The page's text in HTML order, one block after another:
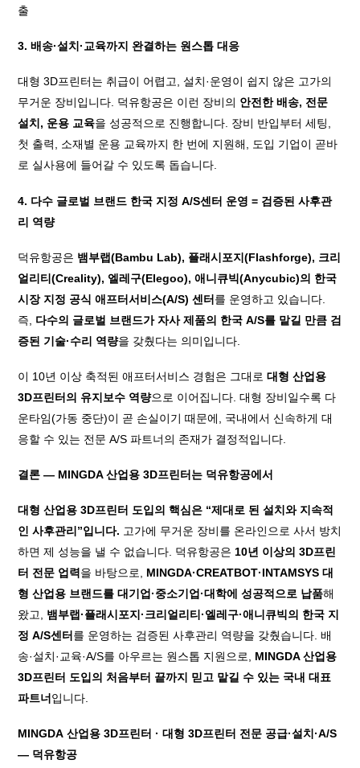
출
3. 배송·설치·교육까지 완결하는 원스톱 대응
대형 3D프린터는 취급이 어렵고, 설치·운영이 쉽지 않은 고가의
무거운 장비입니다. 덕유항공은 이런 장비의 안전한 배송, 전문
설치, 운용 교육을 성공적으로 진행합니다. 장비 반입부터 세팅,
첫 출력, 소재별 운용 교육까지 한 번에 지원해, 도입 기업이 곧바
로 실사용에 들어갈 수 있도록 돕습니다.
4. 다수 글로벌 브랜드 한국 지정 A/S센터 운영 = 검증된 사후관
리 역량
덕유항공은 뱀부랩(Bambu Lab), 플래시포지(Flashforge), 크리
얼리티(Creality), 엘레구(Elegoo), 애니큐빅(Anycubic)의 한국
시장 지정 공식 애프터서비스(A/S) 센터 를 운영하고 있습니다.
즉, 다수의 글로벌 브랜드가 자사 제품의 한국 A/S를 맡길 만큼 검
증된 기술·수리 역량을 갖췄다는 의미입니다.
이 10년 이상 축적된 애프터서비스 경험은 그대로대형 산업용
3D프린터의 유지보수 역량으로 이어집니다. 대형 장비일수록 다
운타임(가동 중단)이 곧 손실이기 때문에, 국내에서 신속하게 대
응할 수 있는 전문 A/S 파트너의 존재가 결정적입니다.
결론 — MINGDA 산업용 3D프린터는 덕유항공에서
대형 산업용 3D프린터 도입의 핵심은 “제대로 된 설치와 지속적
인 사후관리”입니다. 고가에 무거운 장비를 온라인으로 사서 방치
하면 제 성능을 낼 수 없습니다. 덕유항공은10년 이상의 3D프린
터 전문 업력을 바탕으로, MINGDA·CREATBOT·INTAMSYS 대
형 산업용 브랜드를 대기업·중소기업·대학에 성공적으로 납품해
왔고, 뱀부랩·플래시포지·크리얼리티·엘레구·애니큐빅의 한국 지
정 A/S센터 를 운영하는 검증된 사후관리 역량을 갖췄습니다. 배
송·설치·교육·A/S를 아우르는 원스톱 지원으로, MINGDA 산업용
3D프린터 도입의 처음부터 끝까지 믿고 맡길 수 있는 국내 대표
파트너 입니다.
MINGDA산업용 3D프린터 ·대형 3D프린터 전문 공급·설치 ·A/S
— 덕유항공